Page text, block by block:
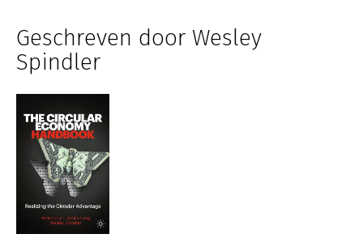
Geschreven door Wesley
Spindler